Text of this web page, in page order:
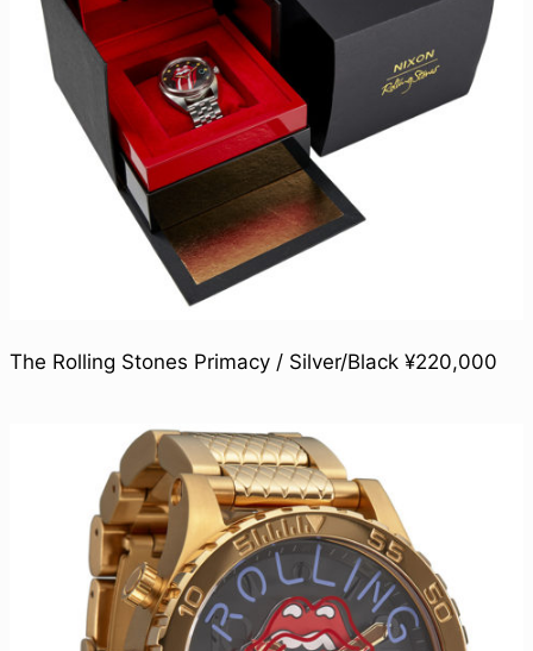
The Rolling Stones Primacy / Silver/Black ¥220,000